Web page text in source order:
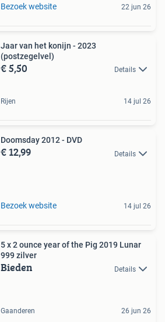
Bezoek website 22 jun 26
Jaar van het konijn - 2023
(postzegelvel)
€ 5,50 Details
Rijen 14 jul 26
Doomsday 2012 - DVD
€ 12,99 Details
Bezoek website 14 jul 26
5 x 2 ounce year of the Pig 2019 Lunar
999 zilver
Bieden Details
Gaanderen 26 jun 26